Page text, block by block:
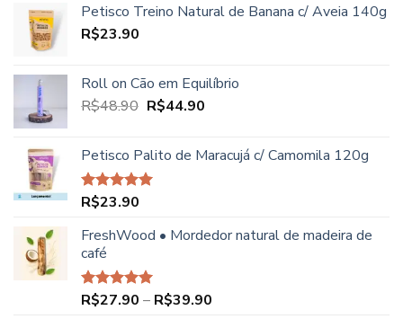
Petisco Treino Natural de Banana c/ Aveia 140g
R$23.90
Roll on Cão em Equilíbrio
R$48.90 O
era:
R$48.90.
R$44.90O
é:
Petisco Palito de Maracujá c/ Camomila 120g
Avaliação
R$23.90
FreshWood • Mordedor natural de madeira de
café
Avaliação
R$27.90 – R$39.90